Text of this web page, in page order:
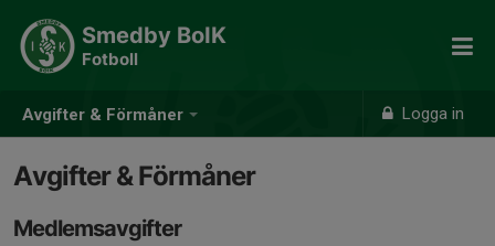
Avgifter & Förmåner Logga in
Smedby BoIK
Fotboll
Avgifter & Förmåner
Medlemsavgifter